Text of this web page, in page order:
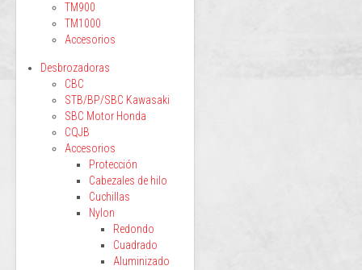
TM900
TM1000
Accesorios
Desbrozadoras
CBC
STB/BP/SBC Kawasaki
SBC Motor Honda
CQJB
Accesorios
Protección
Cabezales de hilo
Cuchillas
Nylon
Redondo
Cuadrado
Aluminizado